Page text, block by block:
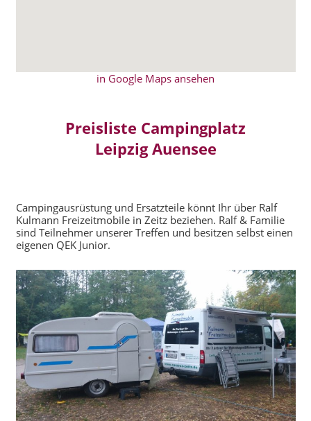
in Google Maps ansehen
Preisliste Campingplatz
Leipzig Auensee
Campingausrüstung und Ersatzteile könnt Ihr über Ralf
Kulmann Freizeitmobile in Zeitz beziehen. Ralf & Familie
sind Teilnehmer unserer Treffen und besitzen selbst einen
eigenen QEK Junior.